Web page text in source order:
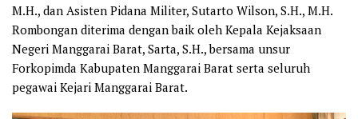
M.H., dan Asisten Pidana Militer, Sutarto Wilson, S.H., M.H.
Rombongan diterima dengan baik oleh Kepala Kejaksaan
Negeri Manggarai Barat, Sarta, S.H., bersama unsur
Forkopimda Kabupaten Manggarai Barat serta seluruh
pegawai Kejari Manggarai Barat.